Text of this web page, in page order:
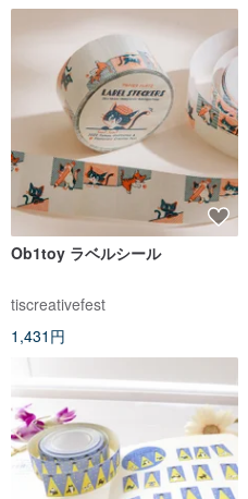
Ob1toy ラベルシール
tiscreativefest
1,431円